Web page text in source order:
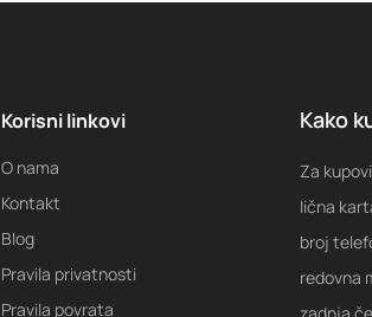
Korisni linkovi
O nama
Kontakt
Blog
Pravila privatnosti
Pravila povrata
Kako
Za
lična
broj
redovna